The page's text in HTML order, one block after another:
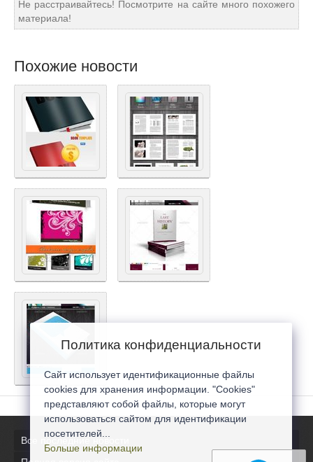
Не расстраивайтесь! Посмотрите на сайте много похожего
материала!
Похожие новости
Все последние новости
Политика конфиденциальности
Сайт использует идентификационные файлы
cookies для хранения информации. "Cookies"
представляют собой файлы, которые могут
использоваться сайтом для идентификации
посетителей...
Больше информации